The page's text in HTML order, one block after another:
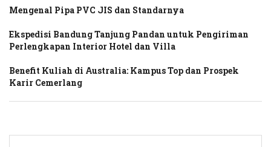
Mengenal Pipa PVC JIS dan Standarnya
Ekspedisi Bandung Tanjung Pandan untuk Pengiriman
Perlengkapan Interior Hotel dan Villa
Benefit Kuliah di Australia: Kampus Top dan Prospek
Karir Cemerlang